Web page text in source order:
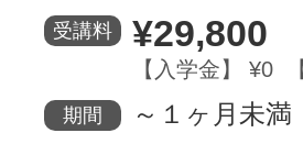
受講料 ¥29,800
【入学金】 ¥0
期間 ～１ヶ月未満